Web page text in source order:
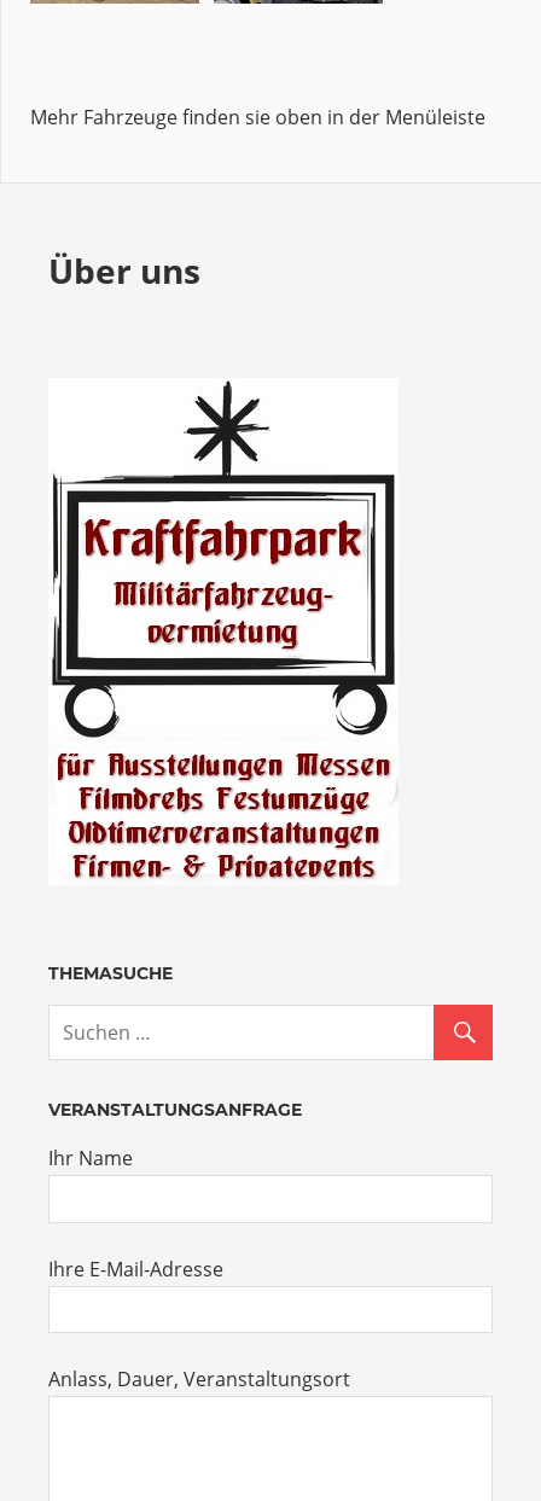
Mehr Fahrzeuge finden sie oben in der Menüleiste
Über uns
THEMASUCHE
VERANSTALTUNGSANFRAGE
Ihr Name
Ihre E-Mail-Adresse
Anlass, Dauer, Veranstaltungsort